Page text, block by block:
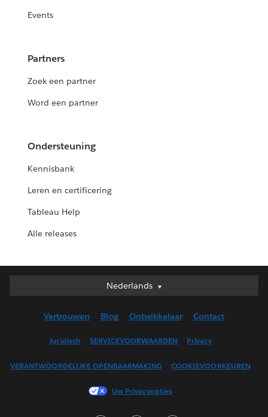
Events
Partners
Zoek een partner
Word een partner
Ondersteuning
Kennisbank
Leren en certificering
Tableau Help
Alle releases
Nederlands
Nederlands
English (UK)
Français (Canada)
Français (France)
Vertrouwen Blog Ontwikkelaar Contact
Juridisch SERVICEVOORWAARDEN Privacy
VERANTWOORDELIJKE OPENBAARMAKING COOKIEVOORKEUREN
Uw Privacyopties